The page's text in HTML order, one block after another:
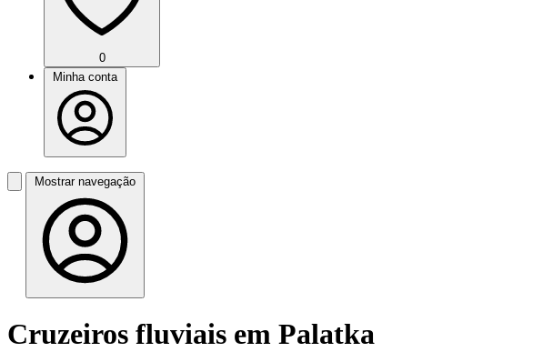
0
Minha conta
Mostrar navegação
Cruzeiros fluviais em Palatka